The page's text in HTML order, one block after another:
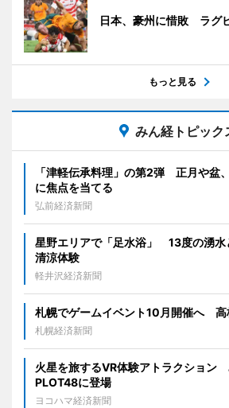
日本、豪州に惜敗 ラグ
もっと見る
みん経トピック
「津軽伝承料理」の第2弾 正月や盆
に焦点を当てる
弘前経済新聞
星野エリアで「足水浴」 13度の湧水
清涼体験
軽井沢経済新聞
札幌でゲームイベント10月開催へ 高
札幌経済新聞
火星を旅するVR体験アトラクション
PLOT48に登場
ヨコハマ経済新聞